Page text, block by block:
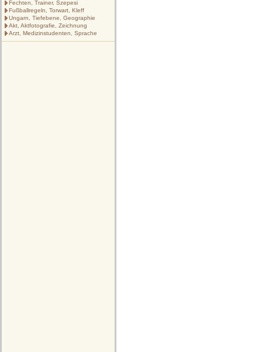
Fechten, Trainer, Szepesi
Fußballregeln, Torwart, Kleff
Ungarn, Tiefebene, Geographie
Akt, Aktfotografie, Zeichnung
Arzt, Medizinstudenten, Sprache